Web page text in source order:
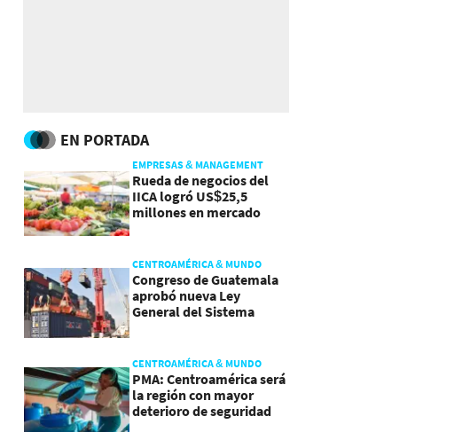
EN PORTADA
EMPRESAS & MANAGEMENT
Rueda de negocios del
IICA logró US$25,5
millones en mercado
CENTROAMÉRICA & MUNDO
Congreso de Guatemala
aprobó nueva Ley
General del Sistema
CENTROAMÉRICA & MUNDO
PMA: Centroamérica será
la región con mayor
deterioro de seguridad